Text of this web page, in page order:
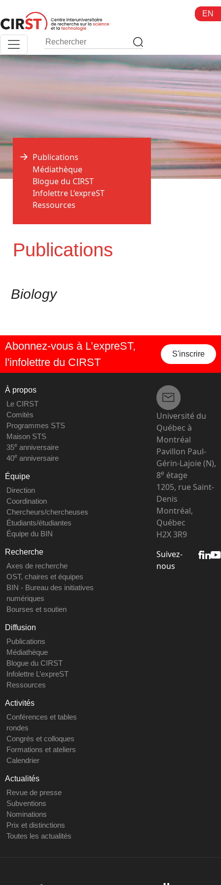
au
contenu
EN
Accueil > Publications > Biology
Publications
Publications
Médiathèque
Blogue du CIRST
Infolettre L’expreST
Ressources
Biology
Abonnez-vous à L’expreST,
l'infolettre du CIRST
S'inscrire
À propos
Le CIRST
Comités
Programmes STS
Maison STS
35eanniversaire
40eanniversaire
Équipe
Direction
Coordination
Chercheurs/chercheuses
Étudiants/étudiantes
Équipe du BIN
Recherche
Axes de recherche
OST, chaires et équipes
BIN - Bureau des initiatives
numériques
Bourses et soutien
Diffusion
Publications
Médiathèque
Blogue du CIRST
Infolettre L’expreST
Ressources
Activités
Conférences et tables
rondes
Congrès et colloques
Formations et ateliers
Calendrier
Actualités
Revue de presse
Subventions
Nominations
Prix et distinctions
Toutes les actualités
Université du
Québec à
Montréal
Pavillon Paul-
Gérin-Lajoie (N),
8e étage
1205, rue Saint-
Denis
Montréal,
Québec
H2X 3R9
Suivez-
nous